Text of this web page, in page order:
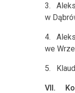
3.
w
4.
we
5.
VII.